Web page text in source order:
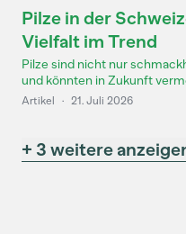
Pilze in der
Vielfalt im Trend
Pilze sind nicht nur
und könnten in Zukunft
Artikel · 21. Juli 2026
+ 3 weitere